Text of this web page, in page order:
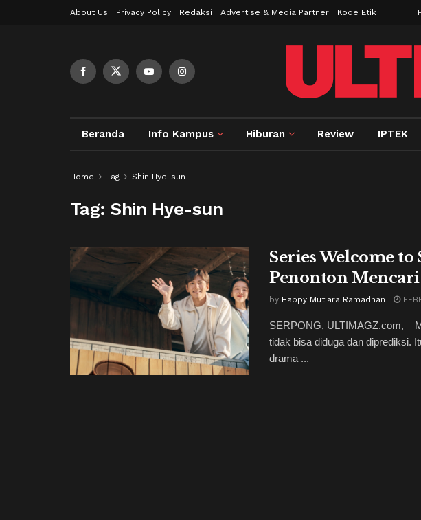
About Us Privacy Policy Redaksi Advertise & Media Partner Kode Etik
Beranda Info Kampus Hiburan Review IPTEK
Home Tag Shin Hye-sun
Tag:Shin Hye-sun
Series Welcome
Penonton
by Happy Mutiara Ramadhan
SERPONG, ULTIMAGZ.com, –
tidak bisa diduga dan diprediksi.
drama ...